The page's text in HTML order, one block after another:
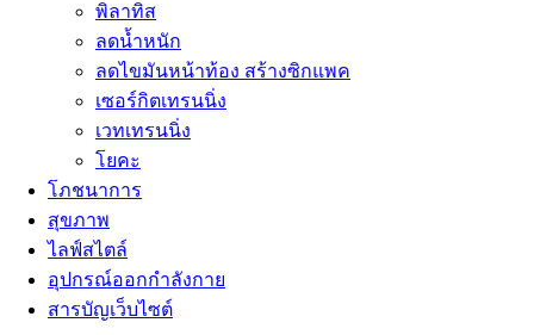
พิลาทิส
ลดน้ำหนัก
ลดไขมันหน้าท้อง สร้างซิกแพค
เซอร์กิตเทรนนิ่ง
เวทเทรนนิ่ง
โยคะ
โภชนาการ
สุขภาพ
ไลฟ์สไตล์
อุปกรณ์ออกกำลังกาย
สารบัญเว็บไซต์